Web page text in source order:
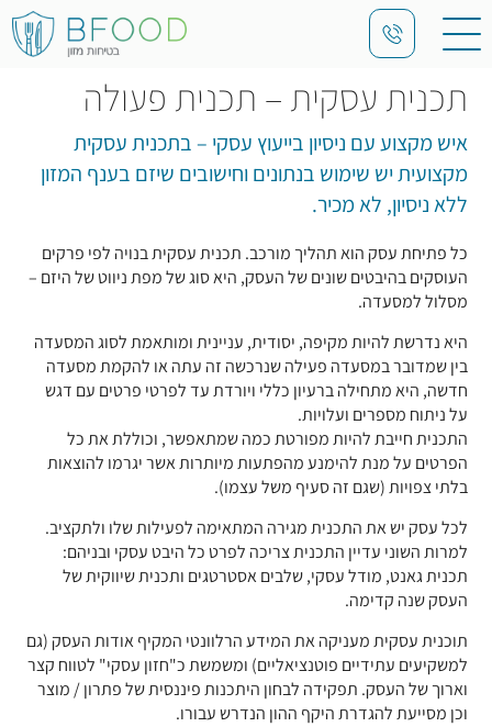
תכנית עסקית – תכנית פעולה
איש מקצוע עם ניסיון בייעוץ עסקי – בתכנית עסקית
מקצועית יש שימוש בנתונים וחישובים שיזם בענף המזון
ללא ניסיון, לא מכיר.
כל פתיחת עסק הוא תהליך מורכב. תכנית עסקית בנויה לפי פרקים
העוסקים בהיבטים שונים של העסק, היא סוג של מפת ניווט של היזם –
מסלול למסעדה.
היא נדרשת להיות מקיפה, יסודית, עניינית ומותאמת לסוג המסעדה
בין שמדובר במסעדה פעילה שנרכשה זה עתה או להקמת מסעדה
חדשה, היא מתחילה ברעיון כללי ויורדת עד לפרטי פרטים עם דגש
על ניתוח מספרים ועלויות.
התכנית חייבת להיות מפורטת כמה שמתאפשר, וכוללת את כל
הפרטים על מנת להימנע מהפתעות מיותרות אשר יגרמו להוצאות
בלתי צפויות (שגם זה סעיף משל עצמו).
לכל עסק יש את התכנית מגירה המתאימה לפעילות שלו ולתקציב.
למרות השוני עדיין התכנית צריכה לפרט כל היבט עסקי ובניהם:
תכנית גאנט, מודל עסקי, שלבים אסטרטגים ותכנית שיווקית של
העסק שנה קדימה.
תוכנית עסקית מעניקה את המידע הרלוונטי המקיף אודות העסק (גם
למשקיעים עתידיים פוטנציאליים) ומשמשת כ"חזון עסקי" לטווח קצר
וארוך של העסק. תפקידה לבחון היתכנות פיננסית של פתרון / מוצר
וכן מסייעת להגדרת היקף ההון הנדרש עבורו.